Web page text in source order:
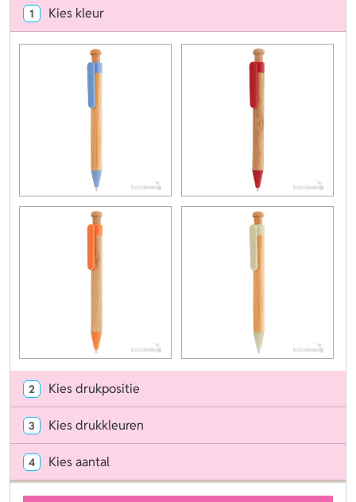
1 Kies kleur
2 Kies drukpositie
3 Kies drukkleuren
4 Kies aantal